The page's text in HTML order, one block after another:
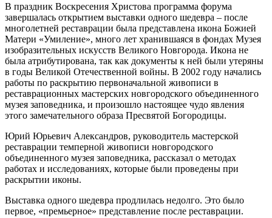
В праздник Воскресения Христова программа форума
завершалась открытием выставки одного шедевра – после
многолетней реставрации была представлена икона Божией
Матери «Умиление», много лет хранившаяся в фондах Музея
изобразительных искусств Великого Новгорода. Икона не
была атрибутирована, так как документы к ней были утеряны
в годы Великой Отечественной войны. В 2002 году начались
работы по раскрытию первоначальной живописи в
реставрационных мастерских новгородского объединенного
музея заповедника, и произошло настоящее чудо явления
этого замечательного образа Пресвятой Богородицы.
Юрий Юрьевич Александров, руководитель мастерской
реставрации темперной живописи новгородского
объединенного музея заповедника, рассказал о методах
работах и исследованиях, которые были проведены при
раскрытии иконы.
Выставка одного шедевра продлилась недолго. Это было
первое, «премьерное» представление после реставрации.